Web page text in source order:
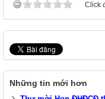
Click
Những tin mới hơn